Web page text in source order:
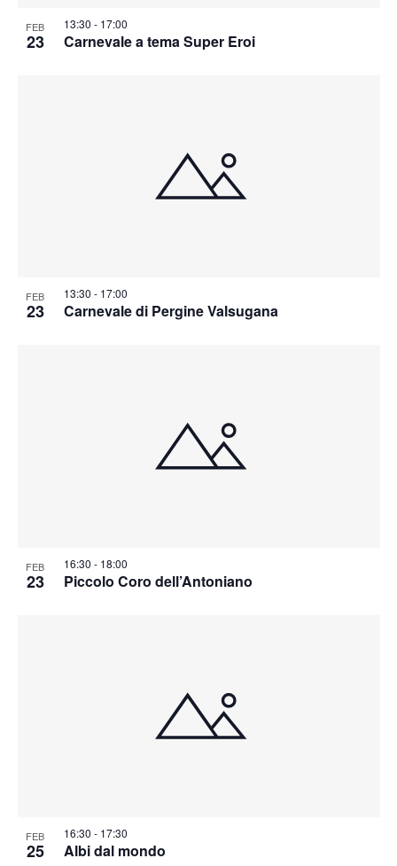
FEB
23 Carnevale a tema Super Eroi
13:30 - 17:00
FEB
23 Carnevale di Pergine Valsugana
13:30 - 17:00
FEB
23 Piccolo Coro dell’Antoniano
16:30 - 18:00
FEB
25 Albi dal mondo
16:30 - 17:30